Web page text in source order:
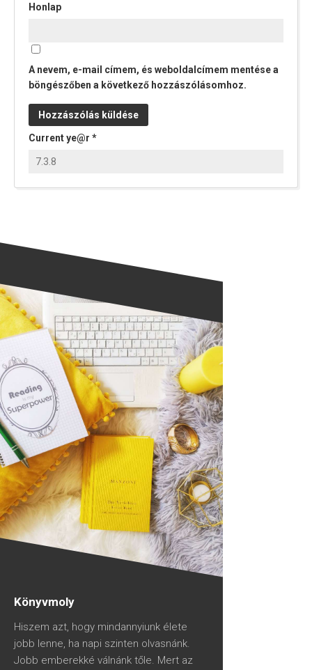
Honlap
A nevem, e-mail címem, és weboldalcímem mentése a
böngészőben a következő hozzászólásomhoz.
Current ye@r *
Könyvmoly
Hiszem azt, hogy mindannyiunk élete
jobb lenne, ha napi szinten olvasnánk.
Jobb emberekké válnánk tőle. Mert az